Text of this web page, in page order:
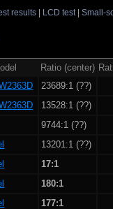
results| LCD test| Small-
Ratio (center)
23689:1 (??)
13528:1 (??)
9744:1 (??)
13201:1 (??)
17:1
180:1
177:1